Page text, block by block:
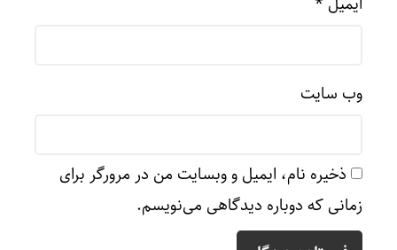
وب‌ سایت
ذخیره نام، ایمیل و وبسایت من در مرورگر برای
زمانی که دوباره دیدگاهی می‌نویسم.